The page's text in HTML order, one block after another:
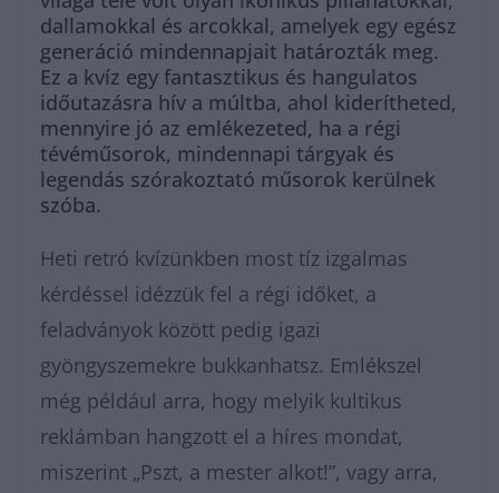
dallamokkal és arcokkal, amelyek egy egész
generáció mindennapjait határozták meg.
Ez a kvíz egy fantasztikus és hangulatos
időutazásra hív a múltba, ahol kiderítheted,
mennyire jó az emlékezeted, ha a régi
tévéműsorok, mindennapi tárgyak és
legendás szórakoztató műsorok kerülnek
szóba.
Heti retró kvízünkben most tíz izgalmas
kérdéssel idézzük fel a régi időket, a
feladványok között pedig igazi
gyöngyszemekre bukkanhatsz. Emlékszel
még például arra, hogy melyik kultikus
reklámban hangzott el a híres mondat,
miszerint „Pszt, a mester alkot!”, vagy arra,